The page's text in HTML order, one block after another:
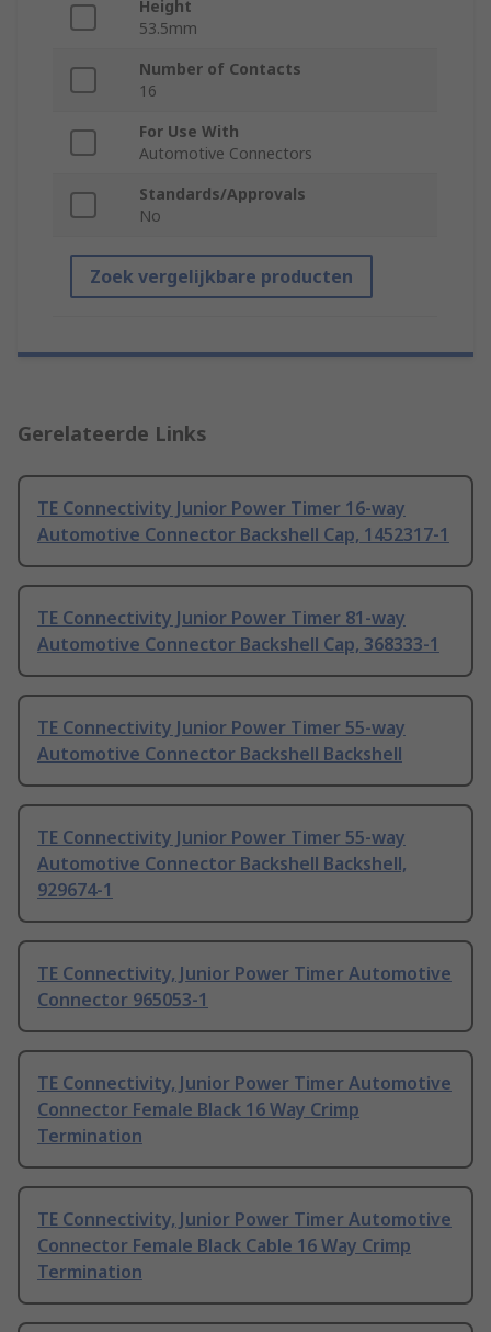
Height
53.5mm
Number of Contacts
16
For Use With
Automotive Connectors
Standards/Approvals
No
Zoek vergelijkbare producten
Gerelateerde Links
TE Connectivity Junior Power Timer 16-way
Automotive Connector Backshell Cap, 1452317-1
TE Connectivity Junior Power Timer 81-way
Automotive Connector Backshell Cap, 368333-1
TE Connectivity Junior Power Timer 55-way
Automotive Connector Backshell Backshell
TE Connectivity Junior Power Timer 55-way
Automotive Connector Backshell Backshell,
929674-1
TE Connectivity, Junior Power Timer Automotive
Connector 965053-1
TE Connectivity, Junior Power Timer Automotive
Connector Female Black 16 Way Crimp
Termination
TE Connectivity, Junior Power Timer Automotive
Connector Female Black Cable 16 Way Crimp
Termination